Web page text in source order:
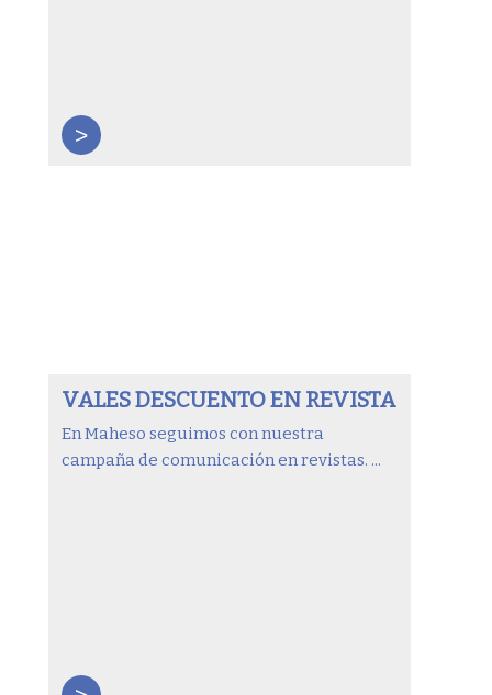
>
VALES DESCUENTO EN REVISTA
En Maheso seguimos con nuestra
campaña de comunicación en revistas. ...